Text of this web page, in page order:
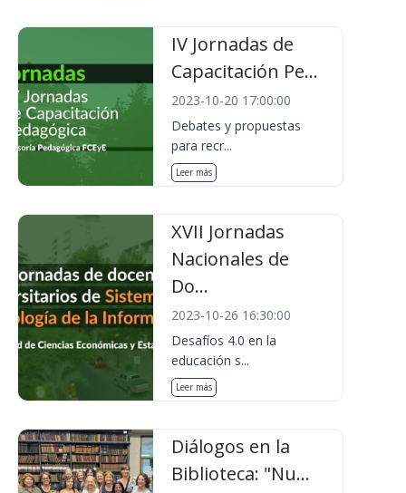
IV Jornadas de
Capacitación Pe...
2023-10-20 17:00:00
Debates y propuestas
para recr...
Leer más
XVII Jornadas
Nacionales de
Do...
2023-10-26 16:30:00
Desafíos 4.0 en la
educación s...
Leer más
Diálogos en la
Biblioteca: "Nu...